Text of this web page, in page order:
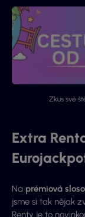
Zkus své
Extra
Na prémiová
jsme si tak nějak
Renty je to